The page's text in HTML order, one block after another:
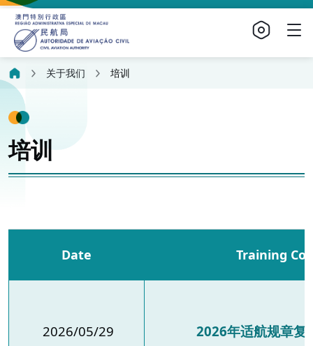
关于我们 培训
培训
Date Training
2026/05/29 2026年适航规章复